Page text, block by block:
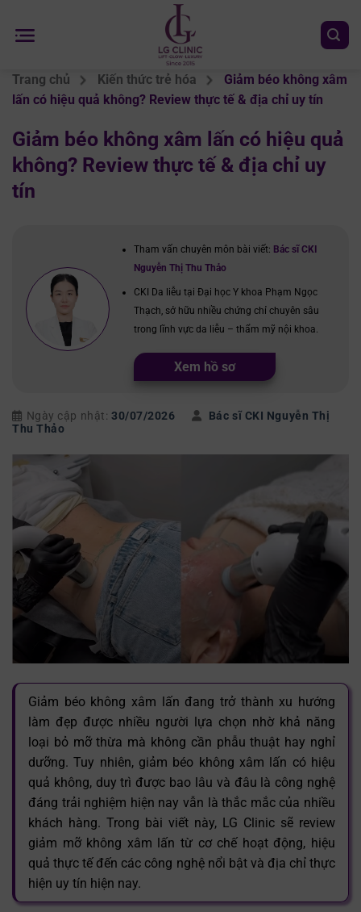
đến
Trang chủ Kiến thức trẻ hóa
Giảm béo không xâm
lấn có hiệu quả không? Review thực tế & địa chỉ uy tín
Giảm béo không xâm lấn có hiệu quả
không? Review thực tế & địa chỉ uy
tín
Tham vấn chuyên môn bài viết: Bác sĩ CKI
Nguyễn Thị Thu Thảo
CKI Da liễu tại Đại học Y khoa Phạm Ngọc
Thạch, sở hữu nhiều chứng chỉ chuyên sâu
trong lĩnh vực da liễu – thẩm mỹ nội khoa.
Xem hồ sơ
Ngày cập nhật: 30/07/2026
Bác sĩ CKI Nguyễn Thị
Thu Thảo
Giảm béo không xâm lấn đang trở thành xu hướng
làm đẹp được nhiều người lựa chọn nhờ khả năng
loại bỏ mỡ thừa mà không cần phẫu thuật hay nghỉ
dưỡng. Tuy nhiên, giảm béo không xâm lấn có hiệu
quả không, duy trì được bao lâu và đâu là công nghệ
đáng trải nghiệm hiện nay vẫn là thắc mắc của nhiều
khách hàng. Trong bài viết này, LG Clinic sẽ review
giảm mỡ không xâm lấn từ cơ chế hoạt động, hiệu
quả thực tế đến các công nghệ nổi bật và địa chỉ thực
hiện uy tín hiện nay.